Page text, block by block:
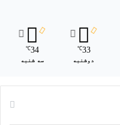
33
℃
دوشنبه
34
℃
سه شنبه